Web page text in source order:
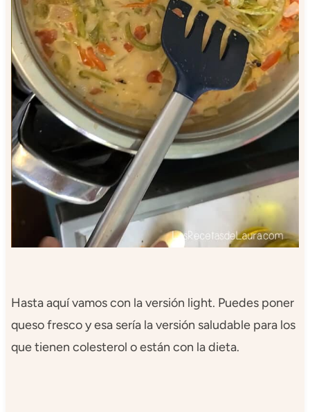
Hasta aquí vamos con la versión light. Puedes poner
queso fresco y esa sería la versión saludable para los
que tienen colesterol o están con la dieta.